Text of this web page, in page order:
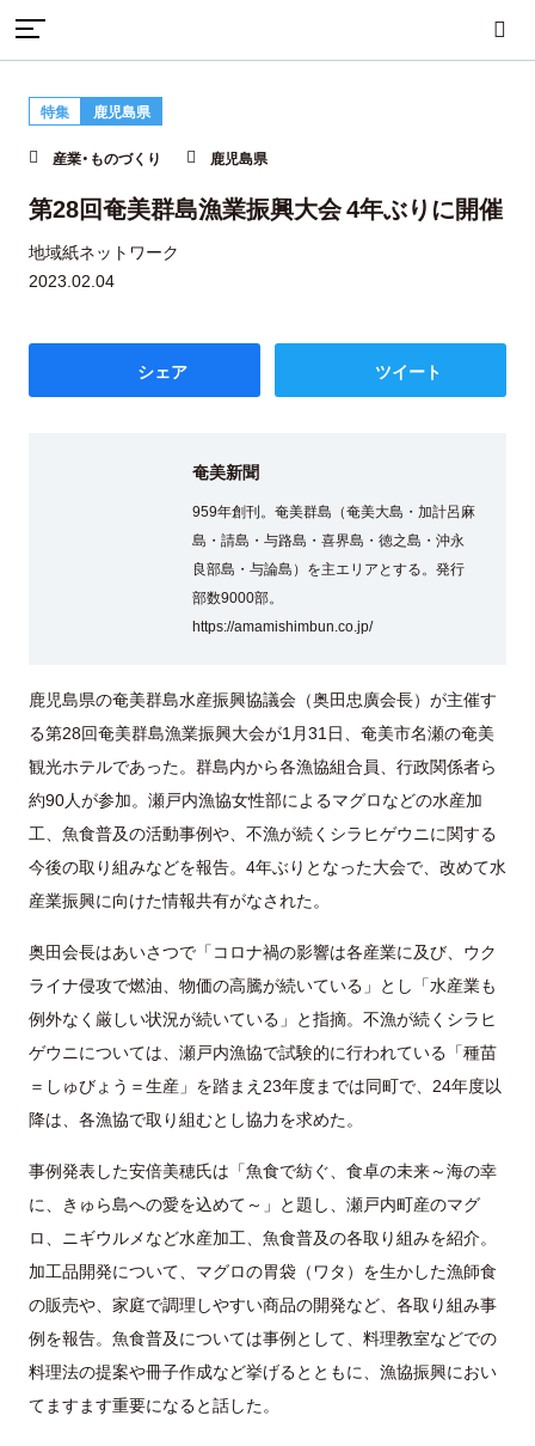
自然・歴史・文化
地域から探す
産業・ものづくり
第28回奄美群島漁業振興大会 4年ぶりに開催
特集 鹿児島県
産業・ものづくり 鹿児島県
第28回奄美群島漁業振興大会 4年ぶりに開催
地域紙ネットワーク
2023.02.04
シェア ツイート
奄美新聞
959年創刊。奄美群島（奄美大島・加計呂麻
島・請島・与路島・喜界島・徳之島・沖永
良部島・与論島）を主エリアとする。発行
部数9000部。
https://amamishimbun.co.jp/
鹿児島県の奄美群島水産振興協議会（奥田忠廣会長）が主催す
る第28回奄美群島漁業振興大会が1月31日、奄美市名瀬の奄美
観光ホテルであった。群島内から各漁協組合員、行政関係者ら
約90人が参加。瀬戸内漁協女性部によるマグロなどの水産加
工、魚食普及の活動事例や、不漁が続くシラヒゲウニに関する
今後の取り組みなどを報告。4年ぶりとなった大会で、改めて水
産業振興に向けた情報共有がなされた。
奥田会長はあいさつで「コロナ禍の影響は各産業に及び、ウク
ライナ侵攻で燃油、物価の高騰が続いている」とし「水産業も
例外なく厳しい状況が続いている」と指摘。不漁が続くシラヒ
ゲウニについては、瀬戸内漁協で試験的に行われている「種苗
＝しゅびょう＝生産」を踏まえ23年度までは同町で、24年度以
降は、各漁協で取り組むとし協力を求めた。
事例発表した安倍美穂氏は「魚食で紡ぐ、食卓の未来～海の幸
に、きゅら島への愛を込めて～」と題し、瀬戸内町産のマグ
ロ、ニギウルメなど水産加工、魚食普及の各取り組みを紹介。
加工品開発について、マグロの胃袋（ワタ）を生かした漁師食
の販売や、家庭で調理しやすい商品の開発など、各取り組み事
例を報告。魚食普及については事例として、料理教室などでの
料理法の提案や冊子作成など挙げるとともに、漁協振興におい
てますます重要になると話した。